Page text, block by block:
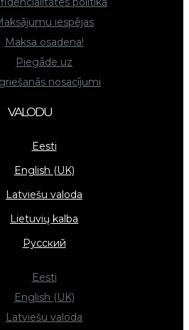
iespējas
Maksa osadena!
Piegāde uz
nosacījumi
VALODU
Eesti
English (UK)
Latviešu valoda
Lietuvių kalba
Русский
Eesti
English (UK)
Latviešu valoda